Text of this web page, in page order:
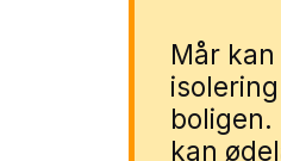
Mår
kan